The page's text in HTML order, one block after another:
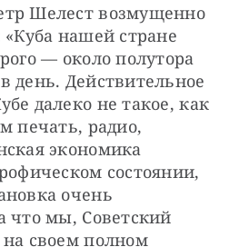
Шелест возмущенно
нашей стране
— около полутора
день. Действительное
далеко не такое, как
печать, радио,
экономика
состоянии,
очень
что мы, Советский
своем полном